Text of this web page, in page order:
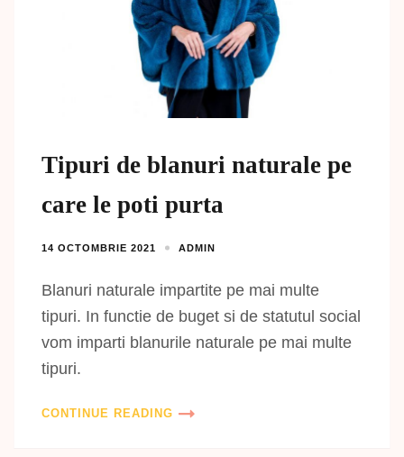
Tipuri de blanuri naturale pe
care le poti purta
14 OCTOMBRIE 2021 ADMIN
Blanuri naturale impartite pe mai multe
tipuri. In functie de buget si de statutul social
vom imparti blanurile naturale pe mai multe
tipuri.
CONTINUE READING